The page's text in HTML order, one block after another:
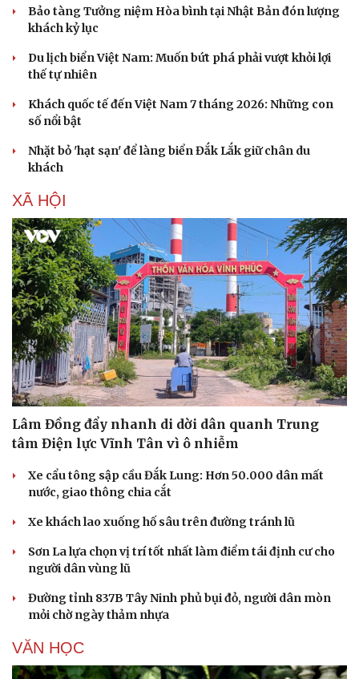
Thể thao
Lịch thi đấu bóng đá
Thế giới thể thao
Hậu trường
Ô tô - Xe máy
Xe máy
Bảo tàng Tưởng niệm Hòa bình tại Nhật Bản đón lượng
khách kỷ lục
Du lịch biển Việt Nam: Muốn bứt phá phải vượt khỏi lợi
thế tự nhiên
Khách quốc tế đến Việt Nam 7 tháng 2026: Những con
số nổi bật
Nhặt bỏ 'hạt sạn' để làng biển Đắk Lắk giữ chân du
khách
XÃ HỘI
Lâm Đồng đẩy nhanh di dời dân quanh Trung
tâm Điện lực Vĩnh Tân vì ô nhiễm
Xe cẩu tông sập cầu Đắk Lung: Hơn 50.000 dân mất
nước, giao thông chia cắt
Xe khách lao xuống hố sâu trên đường tránh lũ
Sơn La lựa chọn vị trí tốt nhất làm điểm tái định cư cho
người dân vùng lũ
Đường tỉnh 837B Tây Ninh phủ bụi đỏ, người dân mòn
mỏi chờ ngày thảm nhựa
VĂN HỌC